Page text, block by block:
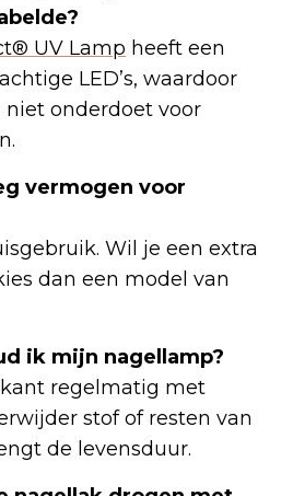
UV Lamp heeft een
LED’s, waardoor
niet onderdoet voor
vermogen voor
Wil je een extra
dan een model van
ik mijn nagellamp?
regelmatig met
stof of resten van
de levensduur.